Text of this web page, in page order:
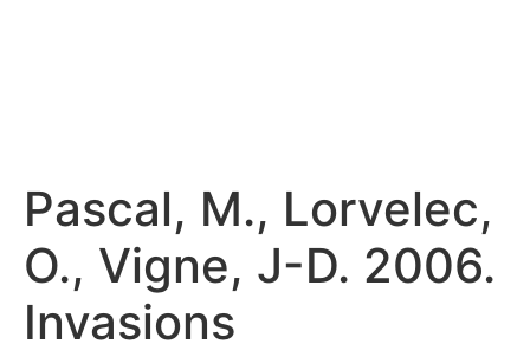
Pascal, M., Lorvelec,
O., Vigne, J-D. 2006.
Invasions